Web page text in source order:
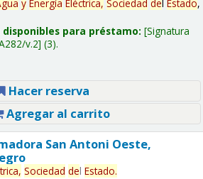
y Energía Eléctrica, Sociedad del Estado,
disponibles para préstamo: Signatura
v.2 (3).
Hacer reserva
Agregar al carrito
San Antoni Oeste,
Sociedad del Estado.